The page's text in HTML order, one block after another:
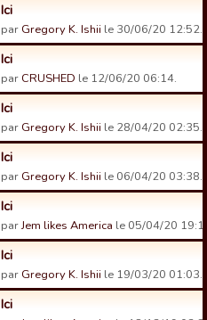
Ici
par Gregory K. Ishii le 30/06/20 12:52.
Ici
par CRUSHED le 12/06/20 06:14.
Ici
par Gregory K. Ishii le 28/04/20 02:35.
Ici
par Gregory K. Ishii le 06/04/20 03:38.
Ici
parJem likes America le 05/04/20 19:14.
Ici
par Gregory K. Ishii le 19/03/20 01:03.
Ici